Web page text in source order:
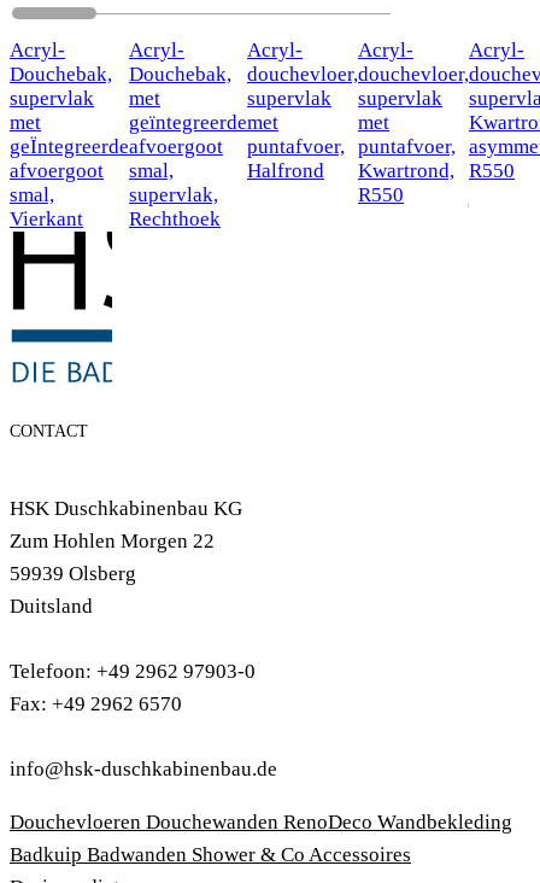
Acryl-
Douchebak,
supervlak
met
geÏntegreerde
afvoergoot
smal,
Vierkant
Acryl-
Douchebak,
met
geïntegreerde
afvoergoot
smal,
supervlak,
Rechthoek
Acryl-
douchevloer,
supervlak
met
puntafvoer,
Halfrond
Acryl-
douchevloer,
supervlak
met
puntafvoer,
Kwartrond,
R550
Acryl-
R550
CONTACT
HSK Duschkabinenbau KG
Zum Hohlen Morgen 22
59939 Olsberg
Duitsland
Telefoon: +49 2962 97903-0
Fax: +49 2962 6570
info@hsk-duschkabinenbau.de
Douchevloeren Douchewanden RenoDeco Wandbekleding
Badkuip Badwanden Shower & Co Accessoires